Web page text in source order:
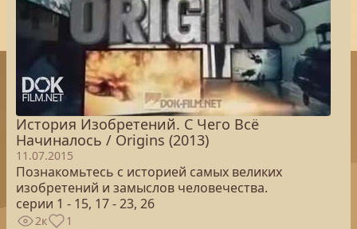
История Изобретений. С Чего Всё
Начиналось / Origins (2013)
11.07.2015
Познакомьтесь с историей самых великих
изобретений и замыслов человечества.
серии 1 - 15, 17 - 23, 26
2к 1